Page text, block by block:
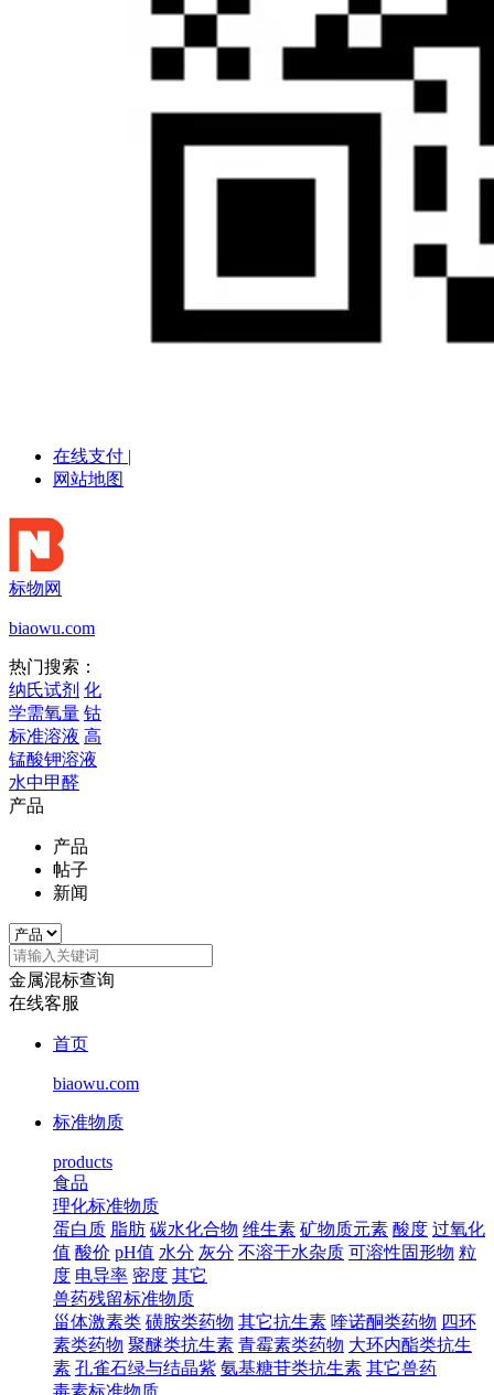
在线支付 |
网站地图
标物网
biaowu.com
热门搜索：
纳氏试剂 化
学需氧量 钴
标准溶液 高
锰酸钾溶液
水中甲醛
产品
产品
帖子
新闻
金属混标查询
在线客服
首页
biaowu.com
标准物质
products
食品
理化标准物质
蛋白质 脂肪 碳水化合物 维生素 矿物质元素 酸度 过氧化
值 酸价 pH值 水分 灰分 不溶于水杂质 可溶性固形物 粒
度 电导率 密度 其它
兽药残留标准物质
甾体激素类 磺胺类药物 其它抗生素 喹诺酮类药物 四环
素类药物 聚醚类抗生素 青霉素类药物 大环内酯类抗生
素 孔雀石绿与结晶紫 氨基糖苷类抗生素 其它兽药
毒素标准物质